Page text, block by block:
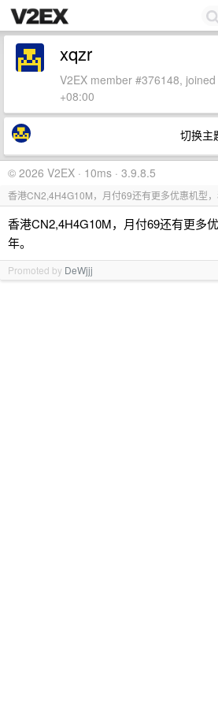
xqzr
V2EX member #376148,
+08:00
切换主
© 2026 V2EX · 10ms · 3.9.8.5
香港CN2,4H4G10M，月付69还有更多优惠机型，
香港CN2,4H4G10M，月付69还有更多
年。
Promoted by DeWjjj